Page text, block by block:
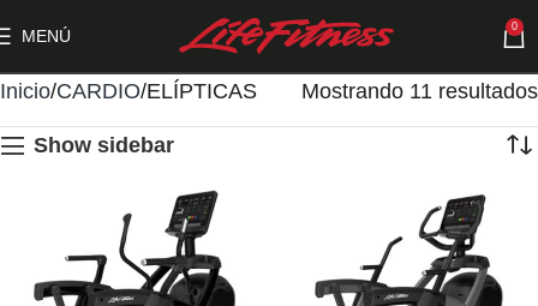
MENÚ 0
Inicio CARDIO ELÍPTICAS Mostrando 11 resultados
Show sidebar